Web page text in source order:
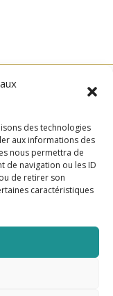
des technologies
aux informations des
nous permettra de
de navigation ou les ID
de retirer son
caractéristiques